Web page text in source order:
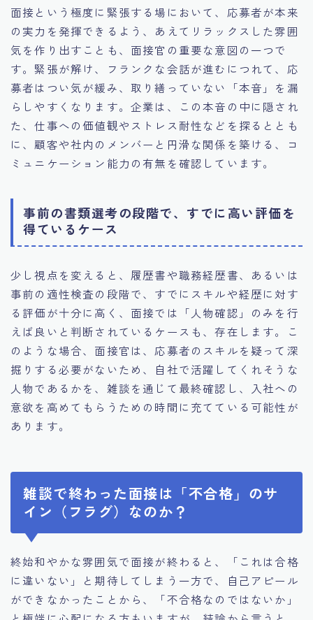
面接という極度に緊張する場において、応募者が本来
の実力を発揮できるよう、あえてリラックスした雰囲
気を作り出すことも、面接官の重要な意図の一つで
す。緊張が解け、フランクな会話が進むにつれて、応
募者はつい気が緩み、取り繕っていない「本音」を漏
らしやすくなります。企業は、この本音の中に隠され
た、仕事への価値観やストレス耐性などを探るととも
に、顧客や社内のメンバーと円滑な関係を築ける、コ
ミュニケーション能力の有無を確認しています。
事前の書類選考の段階で、すでに高い評価を
得ているケース
少し視点を変えると、履歴書や職務経歴書、あるいは
事前の適性検査の段階で、すでにスキルや経歴に対す
る評価が十分に高く、面接では「人物確認」のみを行
えば良いと判断されているケースも、存在します。こ
のような場合、面接官は、応募者のスキルを疑って深
掘りする必要がないため、自社で活躍してくれそうな
人物であるかを、雑談を通じて最終確認し、入社への
意欲を高めてもらうための時間に充てている可能性が
あります。
雑談で終わった面接は「不合格」のサ
イン（フラグ）なのか？
終始和やかな雰囲気で面接が終わると、「これは合格
に違いない」と期待してしまう一方で、自己アピール
ができなかったことから、「不合格なのではないか」